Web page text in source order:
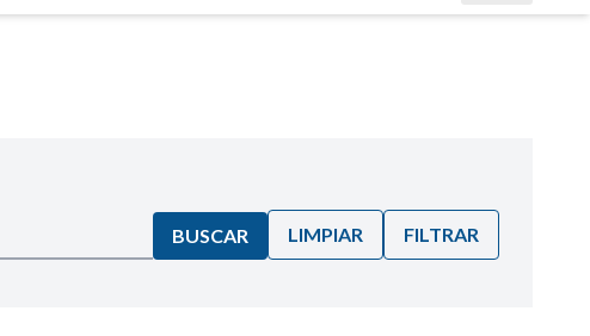
BUSCAR LIMPIAR FILTRAR